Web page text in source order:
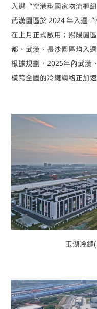
入選 “空港型國家物流樞
武漢園區於 2024 年入選
在上月正式啟用；揭陽園
都、武漢、長沙園區均入
根據規劃，2025年內武漢
橫跨全國的冷鏈網絡正加
玉湖冷鏈